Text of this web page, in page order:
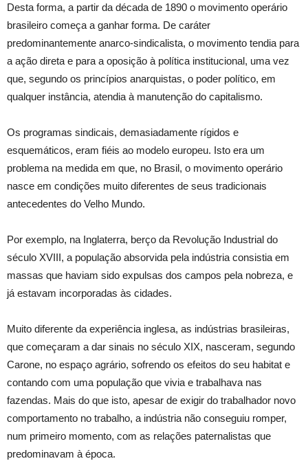
Desta forma, a partir da década de 1890 o movimento operário
brasileiro começa a ganhar forma. De caráter
predominantemente anarco-sindicalista, o movimento tendia para
a ação direta e para a oposição à política institucional, uma vez
que, segundo os princípios anarquistas, o poder político, em
qualquer instância, atendia à manutenção do capitalismo.
Os programas sindicais, demasiadamente rígidos e
esquemáticos, eram fiéis ao modelo europeu. Isto era um
problema na medida em que, no Brasil, o movimento operário
nasce em condições muito diferentes de seus tradicionais
antecedentes do Velho Mundo.
Por exemplo, na Inglaterra, berço da Revolução Industrial do
século XVIII, a população absorvida pela indústria consistia em
massas que haviam sido expulsas dos campos pela nobreza, e
já estavam incorporadas às cidades.
Muito diferente da experiência inglesa, as indústrias brasileiras,
que começaram a dar sinais no século XIX, nasceram, segundo
Carone, no espaço agrário, sofrendo os efeitos do seu habitat e
contando com uma população que vivia e trabalhava nas
fazendas. Mais do que isto, apesar de exigir do trabalhador novo
comportamento no trabalho, a indústria não conseguiu romper,
num primeiro momento, com as relações paternalistas que
predominavam à época.